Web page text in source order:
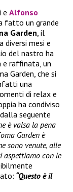
e Alfonso
fatto un grande
Garden, il
diversi mesi e
del nastro ha
e raffinata, un
Garden, che si
una
di relax e
ha condiviso
seguente
è valsa la pena
Garden è
sono venute, alle
aspettiamo con le
“Questo è il